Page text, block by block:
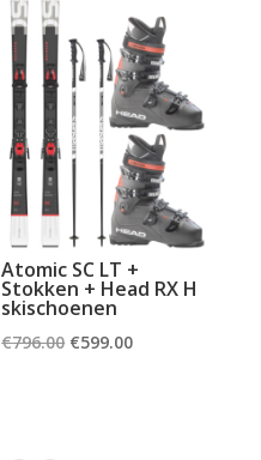
Atomic SC LT +
Stokken + Head RX H
skischoenen
€796.00 Oorspronkelijke
€599.00Huidige